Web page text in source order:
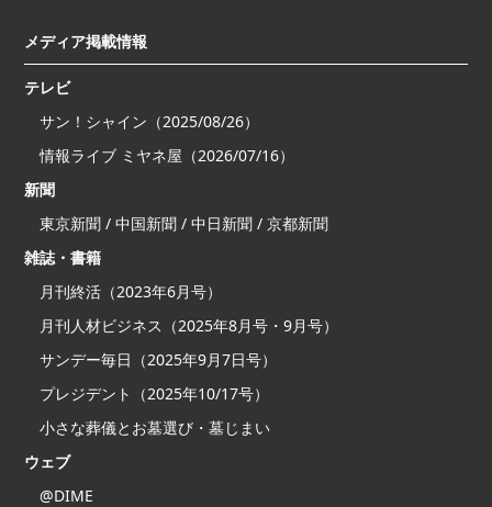
メディア掲載情報
テレビ
サン！シャイン（2025/08/26）
情報ライブ ミヤネ屋（2026/07/16）
新聞
東京新聞 / 中国新聞 / 中日新聞 / 京都新聞
雑誌・書籍
月刊終活（2023年6月号）
月刊人材ビジネス（2025年8月号・9月号）
サンデー毎日（2025年9月7日号）
プレジデント（2025年10/17号）
小さな葬儀とお墓選び・墓じまい
ウェブ
@DIME